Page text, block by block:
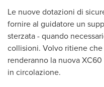
Le nuove dotazioni di
fornire al guidatore un
sterzata - quando
collisioni. Volvo ritiene
renderanno la nuova
in circolazione.